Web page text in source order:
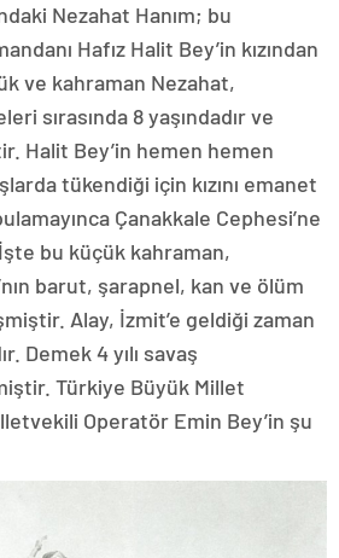
Nezahat Hanım; bu
Hafız Halit Bey’in kızından
ve kahraman Nezahat,
sırasında 8 yaşındadır ve
Halit Bey’in hemen hemen
tükendiği için kızını emanet
Çanakkale Cephesi’ne
bu küçük kahraman,
barut, şarapnel, kan ve ölüm
Alay, İzmit’e geldiği zaman
Demek 4 yılı savaş
Türkiye Büyük Millet
Operatör Emin Bey’in şu